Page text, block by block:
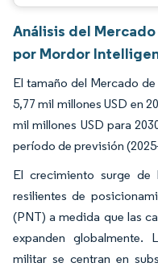
Análisis del
por Mordor
El tamaño del Mercado
5,77 mil millones USD en
mil millones USD para
período de previsión
El crecimiento surge de
resilientes de
(PNT) a medida que las
expanden globalmente.
militar se centran en